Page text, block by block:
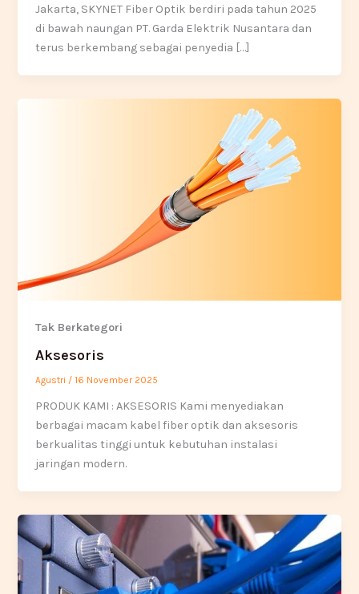
Jakarta, SKYNET Fiber Optik berdiri pada tahun 2025
di bawah naungan PT. Garda Elektrik Nusantara dan
terus berkembang sebagai penyedia […]
Tak Berkategori
Aksesoris
Agustri /16 November 2025
PRODUK KAMI : AKSESORIS Kami menyediakan
berbagai macam kabel fiber optik dan aksesoris
berkualitas tinggi untuk kebutuhan instalasi
jaringan modern.